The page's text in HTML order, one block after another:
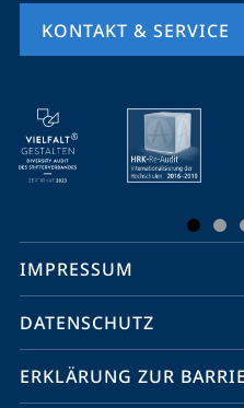
KONTAKT & SERVICE
Mobile-
Service-
Navigation
Social
Media
Kontakte
IMPRESSUM
DATENSCHUTZ
ERKLÄRUNG ZUR